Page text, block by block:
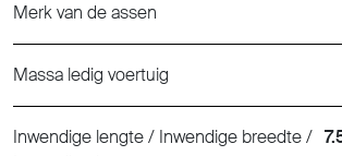
Merk van de assen
Massa ledig voertuig
Inwendige lengte / Inwendige breedte /